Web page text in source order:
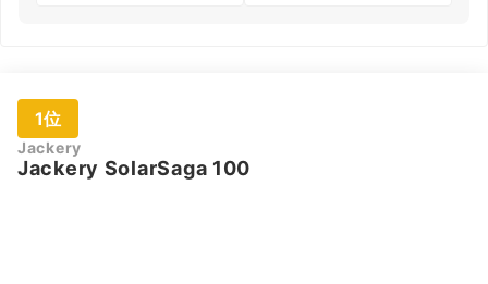
1位
Jackery
Jackery SolarSaga 100